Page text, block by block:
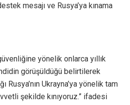
mesajı ve Rusya’ya kınama
yönelik onlarca yıllık
görüşüldüğü belirtilerek
Rusya’nın Ukrayna’ya yönelik tam
şekilde kınıyoruz.” ifadesi